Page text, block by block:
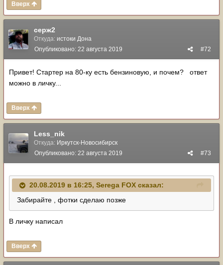
Вверх
серж2
Откуда: истоки Дона
#72
Опубликовано: 22 августа 2019
Привет! Стартер на 80-ку есть бензиновую, и почем? ответ
можно в личку...
Вверх
Less_nik
Откуда: Иркутск-Новосибирск
#73
Опубликовано: 22 августа 2019
20.08.2019 в 16:25, Serega FOX сказал:
Забирайте , фотки сделаю позже
В личку написал
Вверх